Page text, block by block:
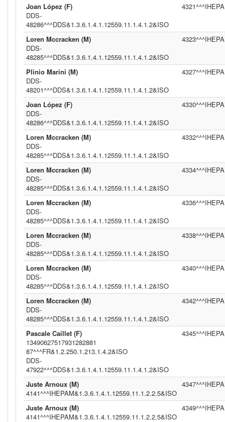
Joan López (F)
DDS-
48286^^^DDS&1.3.6.1.4.1.12559.11.1.4.1.2&ISO
Loren Mccracken (M)
DDS-
48285^^^DDS&1.3.6.1.4.1.12559.11.1.4.1.2&ISO
Plinio Marini (M)
DDS-
48201^^^DDS&1.3.6.1.4.1.12559.11.1.4.1.2&ISO
Joan López (F)
DDS-
48286^^^DDS&1.3.6.1.4.1.12559.11.1.4.1.2&ISO
Loren Mccracken (M)
DDS-
48285^^^DDS&1.3.6.1.4.1.12559.11.1.4.1.2&ISO
Loren Mccracken (M)
DDS-
48285^^^DDS&1.3.6.1.4.1.12559.11.1.4.1.2&ISO
Loren Mccracken (M)
DDS-
48285^^^DDS&1.3.6.1.4.1.12559.11.1.4.1.2&ISO
Loren Mccracken (M)
DDS-
48285^^^DDS&1.3.6.1.4.1.12559.11.1.4.1.2&ISO
Loren Mccracken (M)
DDS-
48285^^^DDS&1.3.6.1.4.1.12559.11.1.4.1.2&ISO
Loren Mccracken (M)
DDS-
48285^^^DDS&1.3.6.1.4.1.12559.11.1.4.1.2&ISO
Pascale Caillet (F)
13490627517931282881
87^^^FR&1.2.250.1.213.1.4.2&ISO
DDS-
47922^^^DDS&1.3.6.1.4.1.12559.11.1.4.1.2&ISO
Juste Arnoux (M)
4141^^^IHEPAM&1.3.6.1.4.1.12559.11.1.2.2.5&ISO
Juste Arnoux (M)
4141^^^IHEPAM&1.3.6.1.4.1.12559.11.1.2.2.5&ISO